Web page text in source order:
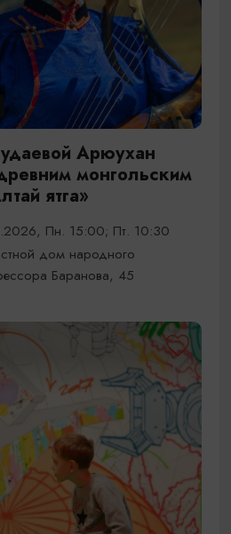
Арюухан
монгольским
ятга»
Пн. 15:00; Пт. 10:30
дом народного
Баранова, 45